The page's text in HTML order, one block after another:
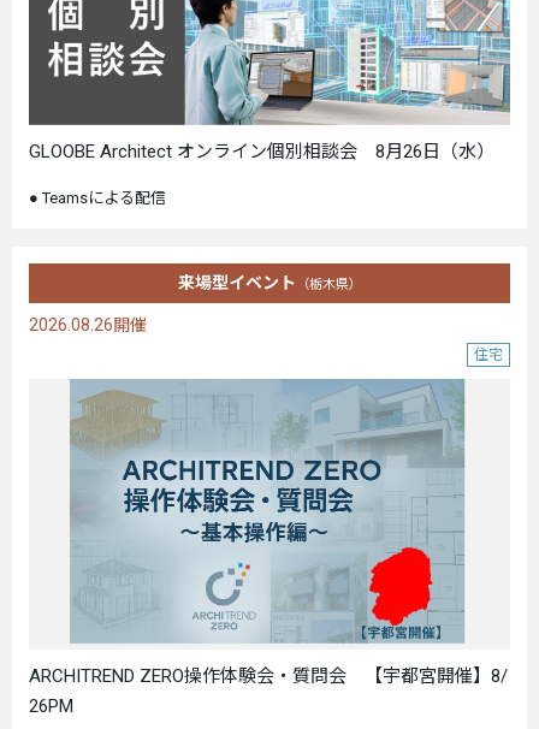
GLOOBE Architect オンライン個別相談会 8月26日（水）
Teamsによる配信
来場型イベント （栃木県）
2026.08.26開催
住宅
ARCHITREND ZERO操作体験会・質問会 【宇都宮開催】8/
26PM